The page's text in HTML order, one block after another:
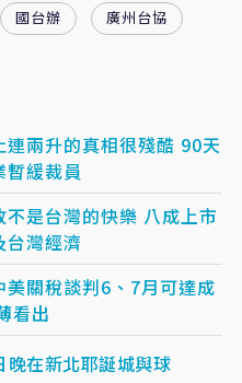
國台辦 廣州台協
連兩升的真相很殘酷 90天
暫緩裁員
不是台灣的快樂 八成上市
台灣經濟
美關稅談判6、7月可達成
看出
在新北耶誕城與球